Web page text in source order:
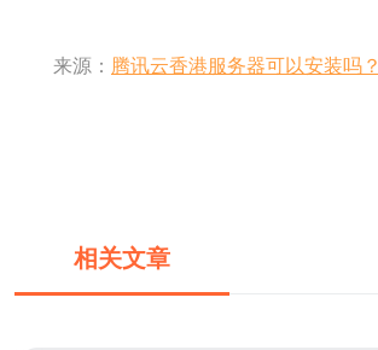
来源： 腾讯云香港服务器可以安装吗？
相关文章